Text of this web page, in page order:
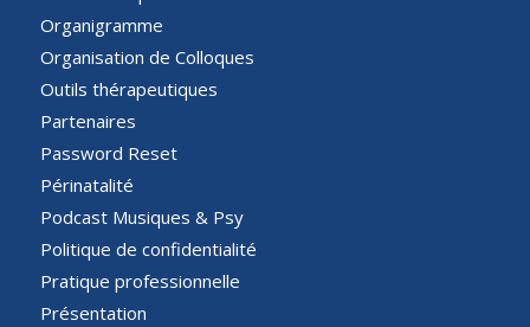
Organigramme
Organisation de Colloques
Outils thérapeutiques
Partenaires
Password Reset
Périnatalité
Podcast Musiques & Psy
Politique de confidentialité
Pratique professionnelle
Présentation